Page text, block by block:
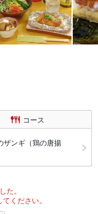
コース
ザンギ（鶏の唐揚
た。
ください。